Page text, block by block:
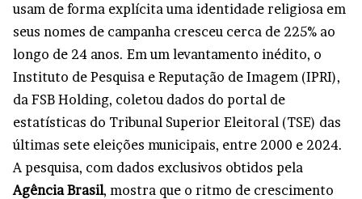
usam de forma explícita uma identidade religiosa em
seus nomes de campanha cresceu cerca de 225% ao
longo de 24 anos. Em um levantamento inédito, o
Instituto de Pesquisa e Reputação de Imagem (IPRI),
da FSB Holding, coletou dados do portal de
estatísticas do Tribunal Superior Eleitoral (TSE) das
últimas sete eleições municipais, entre 2000 e 2024.
A pesquisa, com dados exclusivos obtidos pela
Agência Brasil, mostra que o ritmo de crescimento